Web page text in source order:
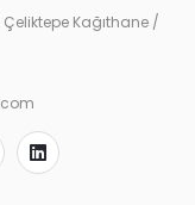
Çeliktepe Kağıthane /